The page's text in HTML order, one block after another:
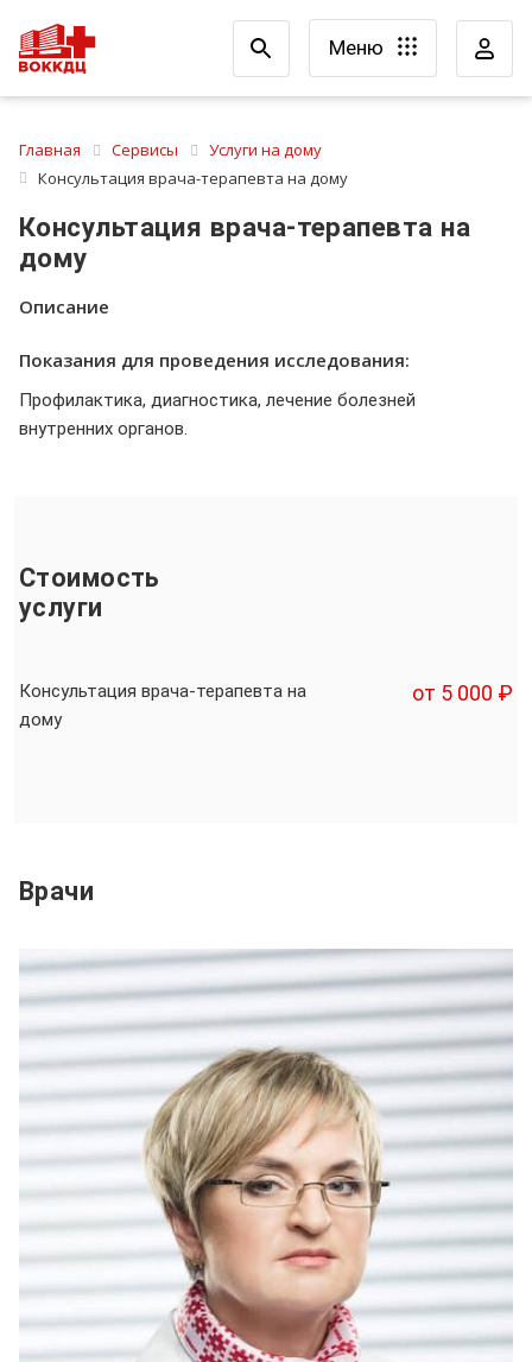
Меню
Главная Сервисы
Услуги на дому
Консультация врача-терапевта на дому
Консультация врача-терапевта на
дому
Описание
Показания для проведения исследования:
Профилактика, диагностика, лечение болезней
внутренних органов.
Стоимость
услуги
Консультация врача-терапевта на
дому
от 5 000 ₽
Врачи